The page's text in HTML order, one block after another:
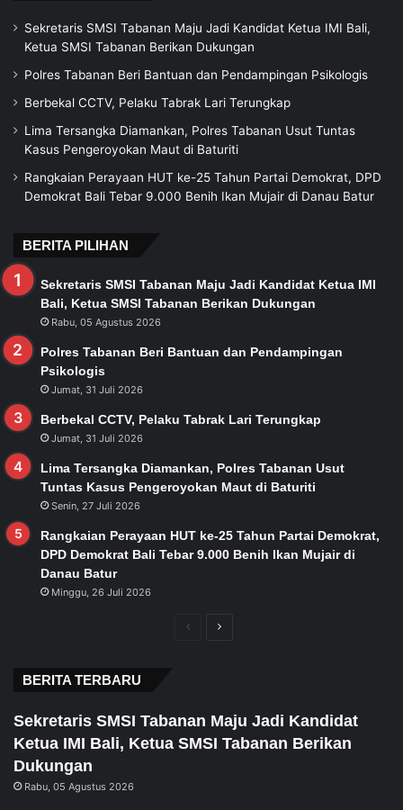
Sekretaris SMSI Tabanan Maju Jadi Kandidat Ketua IMI Bali,
Ketua SMSI Tabanan Berikan Dukungan
Polres Tabanan Beri Bantuan dan Pendampingan Psikologis
Berbekal CCTV, Pelaku Tabrak Lari Terungkap
Lima Tersangka Diamankan, Polres Tabanan Usut Tuntas
Kasus Pengeroyokan Maut di Baturiti
Rangkaian Perayaan HUT ke-25 Tahun Partai Demokrat, DPD
Demokrat Bali Tebar 9.000 Benih Ikan Mujair di Danau Batur
BERITA PILIHAN
Sekretaris SMSI Tabanan Maju Jadi Kandidat Ketua IMI
Bali, Ketua SMSI Tabanan Berikan Dukungan
Rabu, 05 Agustus 2026
Polres Tabanan Beri Bantuan dan Pendampingan
Psikologis
Jumat, 31 Juli 2026
Berbekal CCTV, Pelaku Tabrak Lari Terungkap
Jumat, 31 Juli 2026
Lima Tersangka Diamankan, Polres Tabanan Usut
Tuntas Kasus Pengeroyokan Maut di Baturiti
Senin, 27 Juli 2026
Rangkaian Perayaan HUT ke-25 Tahun Partai Demokrat,
DPD Demokrat Bali Tebar 9.000 Benih Ikan Mujair di
Danau Batur
Minggu, 26 Juli 2026
PreviousNext
BERITA TERBARU
Sekretaris SMSI Tabanan Maju Jadi Kandidat
Ketua IMI Bali, Ketua SMSI Tabanan Berikan
Dukungan
Rabu, 05 Agustus 2026